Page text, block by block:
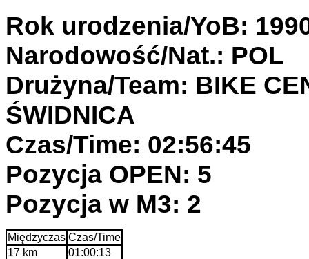
Rok urodzenia/YoB:
Narodowość/Nat.: POL
Drużyna/Team: BIKE
ŚWIDNICA
Czas/Time: 02:56:45
Pozycja OPEN: 5
Pozycja w M3: 2
Międzyczas Czas/Time
17 km
01:00:13